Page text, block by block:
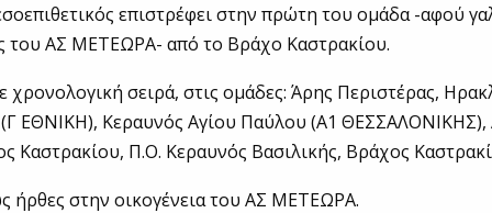
επιστρέφει στην πρώτη του ομάδα -αφού
του ΑΣ ΜΕΤΕΩΡΑ- από το Βράχο Καστρακίου.
χρονολογική σειρά, στις ομάδες: Άρης Περιστέρας,
ΕΘΝΙΚΗ), Κεραυνός Αγίου Παύλου (Α1 ΘΕΣΣΑΛΟΝΙΚΗΣ),
Καστρακίου, Π.Ο. Κεραυνός Βασιλικής, Βράχος
ήρθες στην οικογένεια του ΑΣ ΜΕΤΕΩΡΑ.